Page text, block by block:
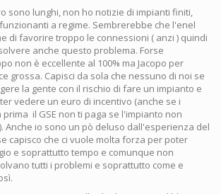
sono lunghi, non ho notizie di impianti finiti,
a regime. Sembrerebbe che l'enel
di favorire troppo le connessioni ( anzi ) quindi
anche questo problema. Forse
non è eccellente al 100% ma Jacopo per
grossa. Capisci da sola che nessuno di noi se
la gente con il rischio di fare un impianto e
vedere un euro di incentivo (anche se i
il GSE non ti paga se l'impianto non
Anche io sono un pò deluso dall'esperienza del
capisco che ci vuole molta forza per poter
e soprattutto tempo e comunque non
tutti i problemi e soprattutto come e